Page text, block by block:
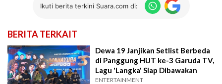
Ikuti berita terkini Suara.com di:
BERITA TERKAIT
Dewa 19 Janjikan Setlist Berbeda
di Panggung HUT ke-3 Garuda TV,
Lagu 'Langka' Siap Dibawakan
ENTERTAINMENT